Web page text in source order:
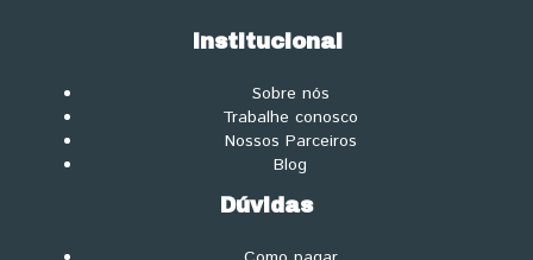
Institucional
Sobre nós
Trabalhe conosco
Nossos Parceiros
Blog
Dúvidas